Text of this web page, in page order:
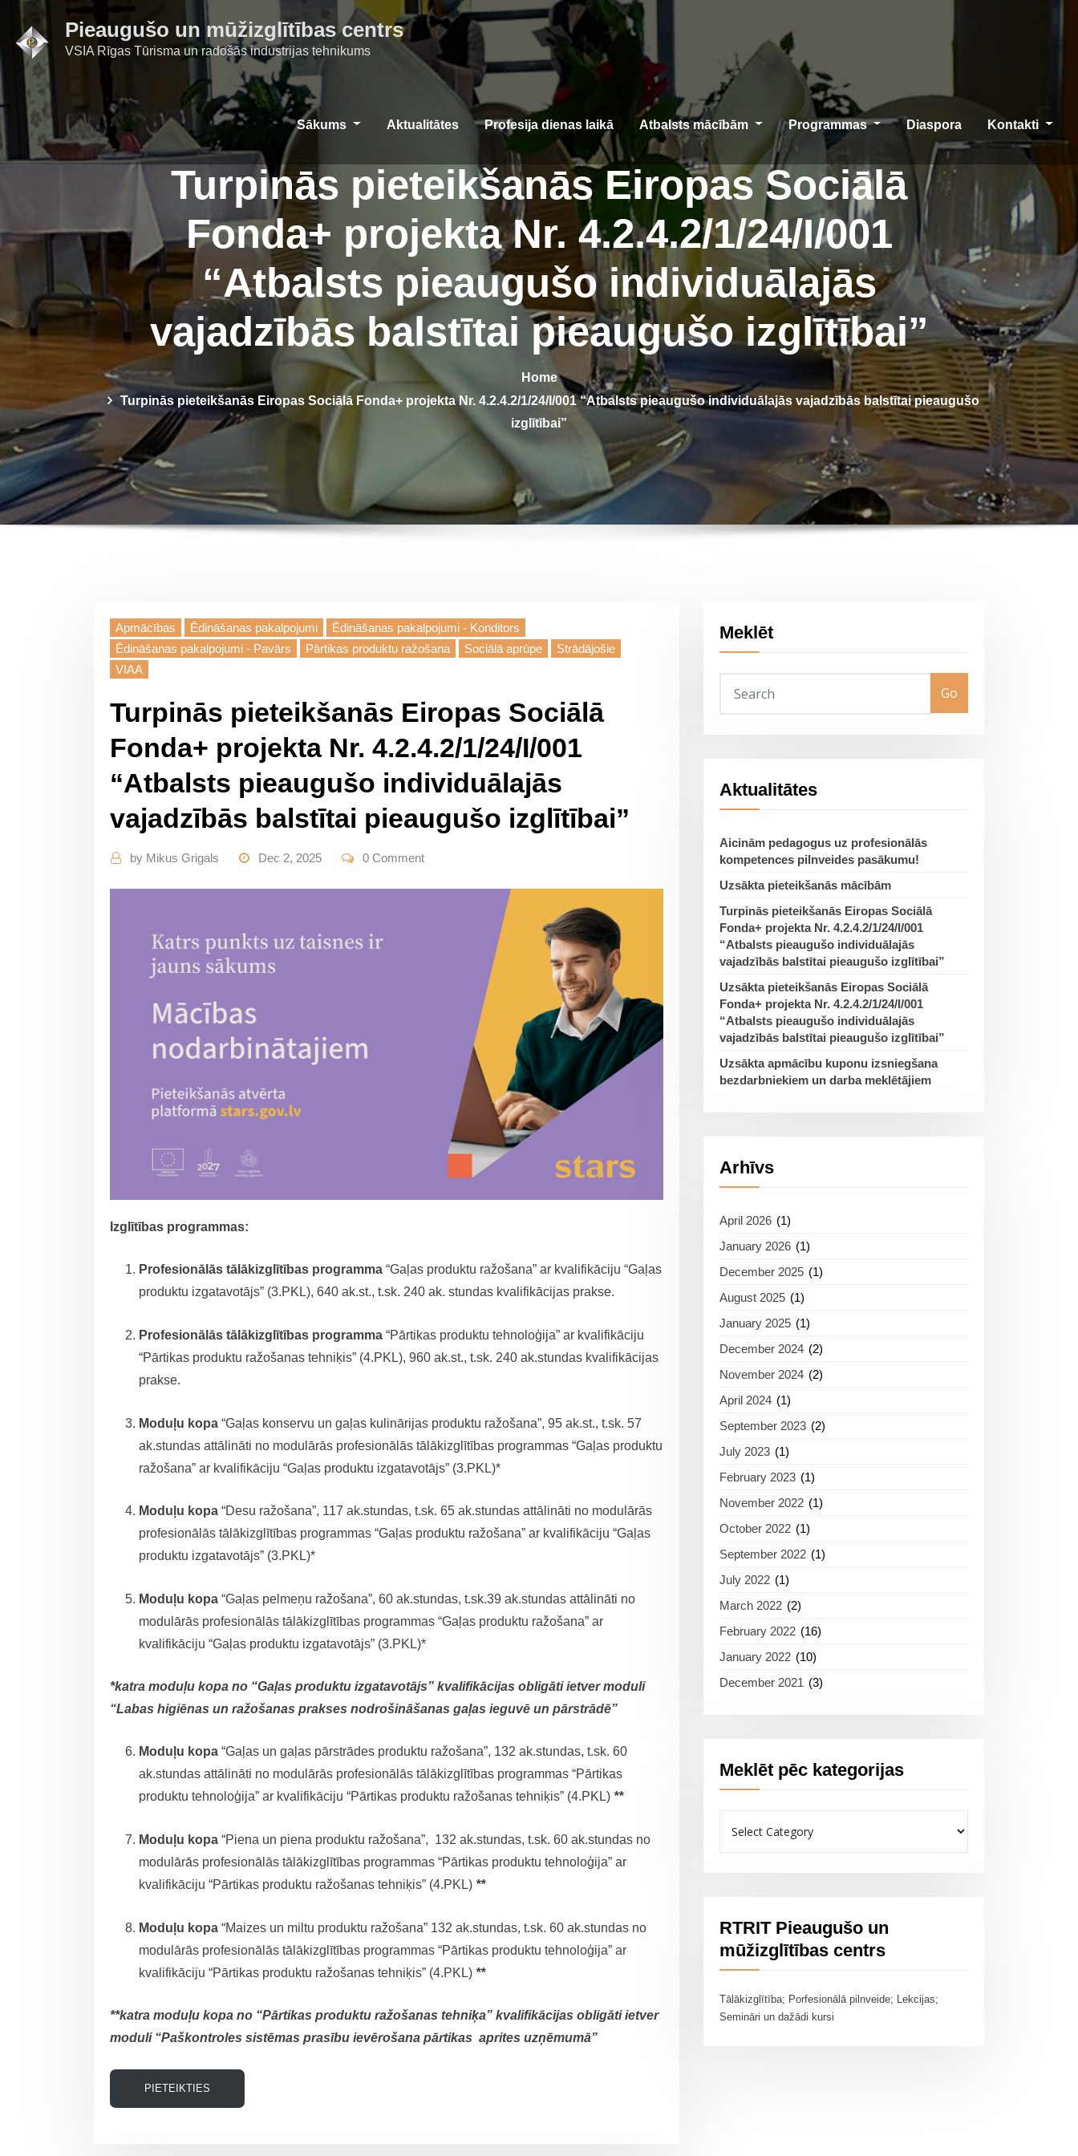
content
Pieaugušo un mūžizglītības centrs
VSIA Rīgas Tūrisma un radošās industrijas tehnikums
Sākums Aktualitātes Profesija dienas laikā Atbalsts mācībām Programmas Diaspora Kontakti
Turpinās pieteikšanās Eiropas Sociālā
Fonda+ projekta Nr. 4.2.4.2/1/24/I/001
“Atbalsts pieaugušo individuālajās
vajadzībās balstītai pieaugušo izglītībai”
Home
Turpinās pieteikšanās Eiropas Sociālā Fonda+ projekta Nr. 4.2.4.2/1/24/I/001 “Atbalsts pieaugušo individuālajās vajadzībās balstītai pieaugušo
izglītībai”
Apmācības Ēdināšanas pakalpojumi
Ēdināšanas pakalpojumi - Konditors
Ēdināšanas pakalpojumi - Pavārs
Pārtikas produktu ražošana Sociālā aprūpe
Strādājošie
VIAA
Turpinās pieteikšanās Eiropas Sociālā
Fonda+ projekta Nr. 4.2.4.2/1/24/I/001
“Atbalsts pieaugušo individuālajās
vajadzībās balstītai pieaugušo izglītībai”
by Mikus Grigals Dec 2, 2025 0 Comment
Izglītības programmas:
Profesionālās tālākizglītības programma “Gaļas produktu ražošana” ar kvalifikāciju “Gaļas
produktu izgatavotājs” (3.PKL), 640 ak.st., t.sk. 240 ak. stundas kvalifikācijas prakse.
Profesionālās tālākizglītības programma “Pārtikas produktu tehnoloģija” ar kvalifikāciju
“Pārtikas produktu ražošanas tehniķis” (4.PKL), 960 ak.st., t.sk. 240 ak.stundas kvalifikācijas
prakse.
Moduļu kopa “Gaļas konservu un gaļas kulinārijas produktu ražošana”, 95 ak.st., t.sk. 57
ak.stundas attālināti no modulārās profesionālās tālākizglītības programmas “Gaļas produktu
ražošana” ar kvalifikāciju “Gaļas produktu izgatavotājs” (3.PKL)*
Moduļu kopa “Desu ražošana”, 117 ak.stundas, t.sk. 65 ak.stundas attālināti no modulārās
profesionālās tālākizglītības programmas “Gaļas produktu ražošana” ar kvalifikāciju “Gaļas
produktu izgatavotājs” (3.PKL)*
Moduļu kopa “Gaļas pelmeņu ražošana”, 60 ak.stundas, t.sk.39 ak.stundas attālināti no
modulārās profesionālās tālākizglītības programmas “Gaļas produktu ražošana” ar
kvalifikāciju “Gaļas produktu izgatavotājs” (3.PKL)*
*katra moduļu kopa no “Gaļas produktu izgatavotājs” kvalifikācijas obligāti ietver moduli
“Labas higiēnas un ražošanas prakses nodrošināšanas gaļas ieguvē un pārstrādē”
Moduļu kopa “Gaļas un gaļas pārstrādes produktu ražošana”, 132 ak.stundas, t.sk. 60
ak.stundas attālināti no modulārās profesionālās tālākizglītības programmas “Pārtikas
produktu tehnoloģija” ar kvalifikāciju “Pārtikas produktu ražošanas tehniķis” (4.PKL) **
Moduļu kopa “Piena un piena produktu ražošana”, 132 ak.stundas, t.sk. 60 ak.stundas no
modulārās profesionālās tālākizglītības programmas “Pārtikas produktu tehnoloģija” ar
kvalifikāciju “Pārtikas produktu ražošanas tehniķis” (4.PKL) **
Moduļu kopa “Maizes un miltu produktu ražošana” 132 ak.stundas, t.sk. 60 ak.stundas no
modulārās profesionālās tālākizglītības programmas “Pārtikas produktu tehnoloģija” ar
kvalifikāciju “Pārtikas produktu ražošanas tehniķis” (4.PKL) **
**katra moduļu kopa no “Pārtikas produktu ražošanas tehniķa” kvalifikācijas obligāti ietver
moduli “Paškontroles sistēmas prasību ievērošana pārtikas aprites uzņēmumā”
PIETEIKTIES
Meklēt
Go
Aktualitātes
Aicinām pedagogus uz profesionālās
kompetences pilnveides pasākumu!
Uzsākta pieteikšanās mācībām
Turpinās pieteikšanās Eiropas Sociālā
Fonda+ projekta Nr. 4.2.4.2/1/24/I/001
“Atbalsts pieaugušo individuālajās
vajadzībās balstītai pieaugušo izglītībai”
Uzsākta pieteikšanās Eiropas Sociālā
Fonda+ projekta Nr. 4.2.4.2/1/24/I/001
“Atbalsts pieaugušo individuālajās
vajadzībās balstītai pieaugušo izglītībai”
Uzsākta apmācību kuponu izsniegšana
bezdarbniekiem un darba meklētājiem
Arhīvs
April 2026 (1)
January 2026 (1)
December 2025 (1)
August 2025 (1)
January 2025 (1)
December 2024 (2)
November 2024 (2)
April 2024 (1)
September 2023 (2)
July 2023 (1)
February 2023 (1)
November 2022 (1)
October 2022 (1)
September 2022 (1)
July 2022 (1)
March 2022 (2)
February 2022 (16)
January 2022 (10)
December 2021 (3)
Meklēt pēc kategorijas
pēc
RTRIT Pieaugušo un
mūžizglītības centrs
Tālākizglītība; Porfesionālā pilnveide; Lekcijas;
Semināri un dažādi kursi